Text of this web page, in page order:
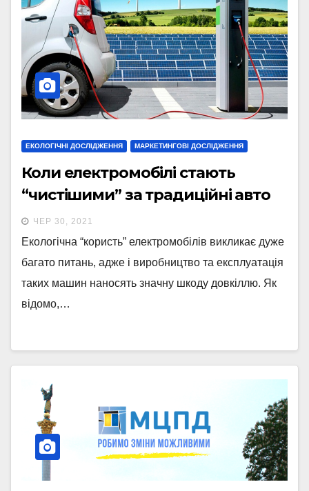
ЕКОЛОГІЧНІ ДОСЛІДЖЕННЯ МАРКЕТИНГОВІ ДОСЛІДЖЕННЯ
Коли електромобілі стають
“чистішими” за традиційні авто
ЧЕР 30, 2021
Екологічна “користь” електромобілів викликає дуже
багато питань, адже і виробництво та експлуатація
таких машин наносять значну шкоду довкіллю. Як
відомо,…